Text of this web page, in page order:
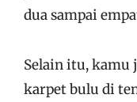
dua sampai
Selain itu, kamu
karpet bulu di